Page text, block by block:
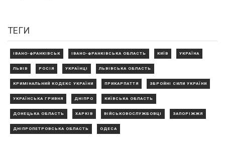
ТЕГИ
ІВАНО-ФРАНКІВСЬК ІВАНО-ФРАНКІВСЬКА ОБЛАСТЬ КИЇВ УКРАЇНА
ЛЬВІВ РОСІЯ УКРАЇНЦІ ЛЬВІВСЬКА ОБЛАСТЬ
КРИМІНАЛЬНИЙ КОДЕКС УКРАЇНИ ПРИКАРПАТТЯ ЗБРОЙНІ СИЛИ УКРАЇНИ
УКРАЇНСЬКА ГРИВНЯ ДНІПРО КИЇВСЬКА ОБЛАСТЬ
ДОНЕЦЬКА ОБЛАСТЬ ХАРКІВ ВІЙСЬКОВОСЛУЖБОВЦІ ЗАПОРІЖЖЯ
ДНІПРОПЕТРОВСЬКА ОБЛАСТЬ ОДЕСА